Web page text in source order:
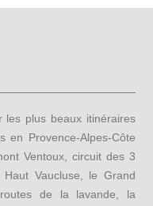
les plus beaux itinéraires
en Provence-Alpes-Côte
Ventoux, circuit des 3
Vaucluse, le Grand
de la lavande, la